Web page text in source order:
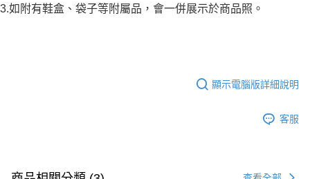
3.如附有鞋盒、袋子等附屬品，會一併展示於商品照。
顯示電腦版詳細說明
客服